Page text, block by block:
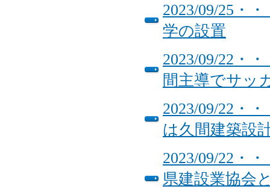
2023/09/25・
学の設置
2023/09/22・
間主導でサッ
2023/09/22・
は久間建築設
2023/09/22・
県建設業協会